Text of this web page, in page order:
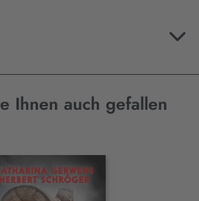
Ihnen auch gefallen